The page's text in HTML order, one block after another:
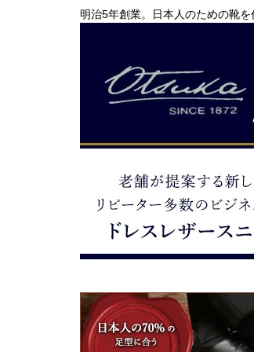
明治5年創業。日本人のための靴